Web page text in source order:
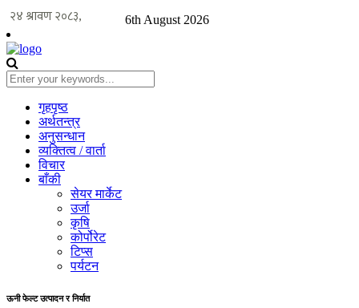
6th August 2026
गृहपृष्ठ
अर्थतन्त्र
अनुसन्धान
व्यक्तित्व / वार्ता
विचार
बाँकी
सेयर मार्केट
उर्जा
कृषि
कोर्पोरेट
टिप्स
पर्यटन
ऊनी फेल्ट उत्पादन र निर्यात